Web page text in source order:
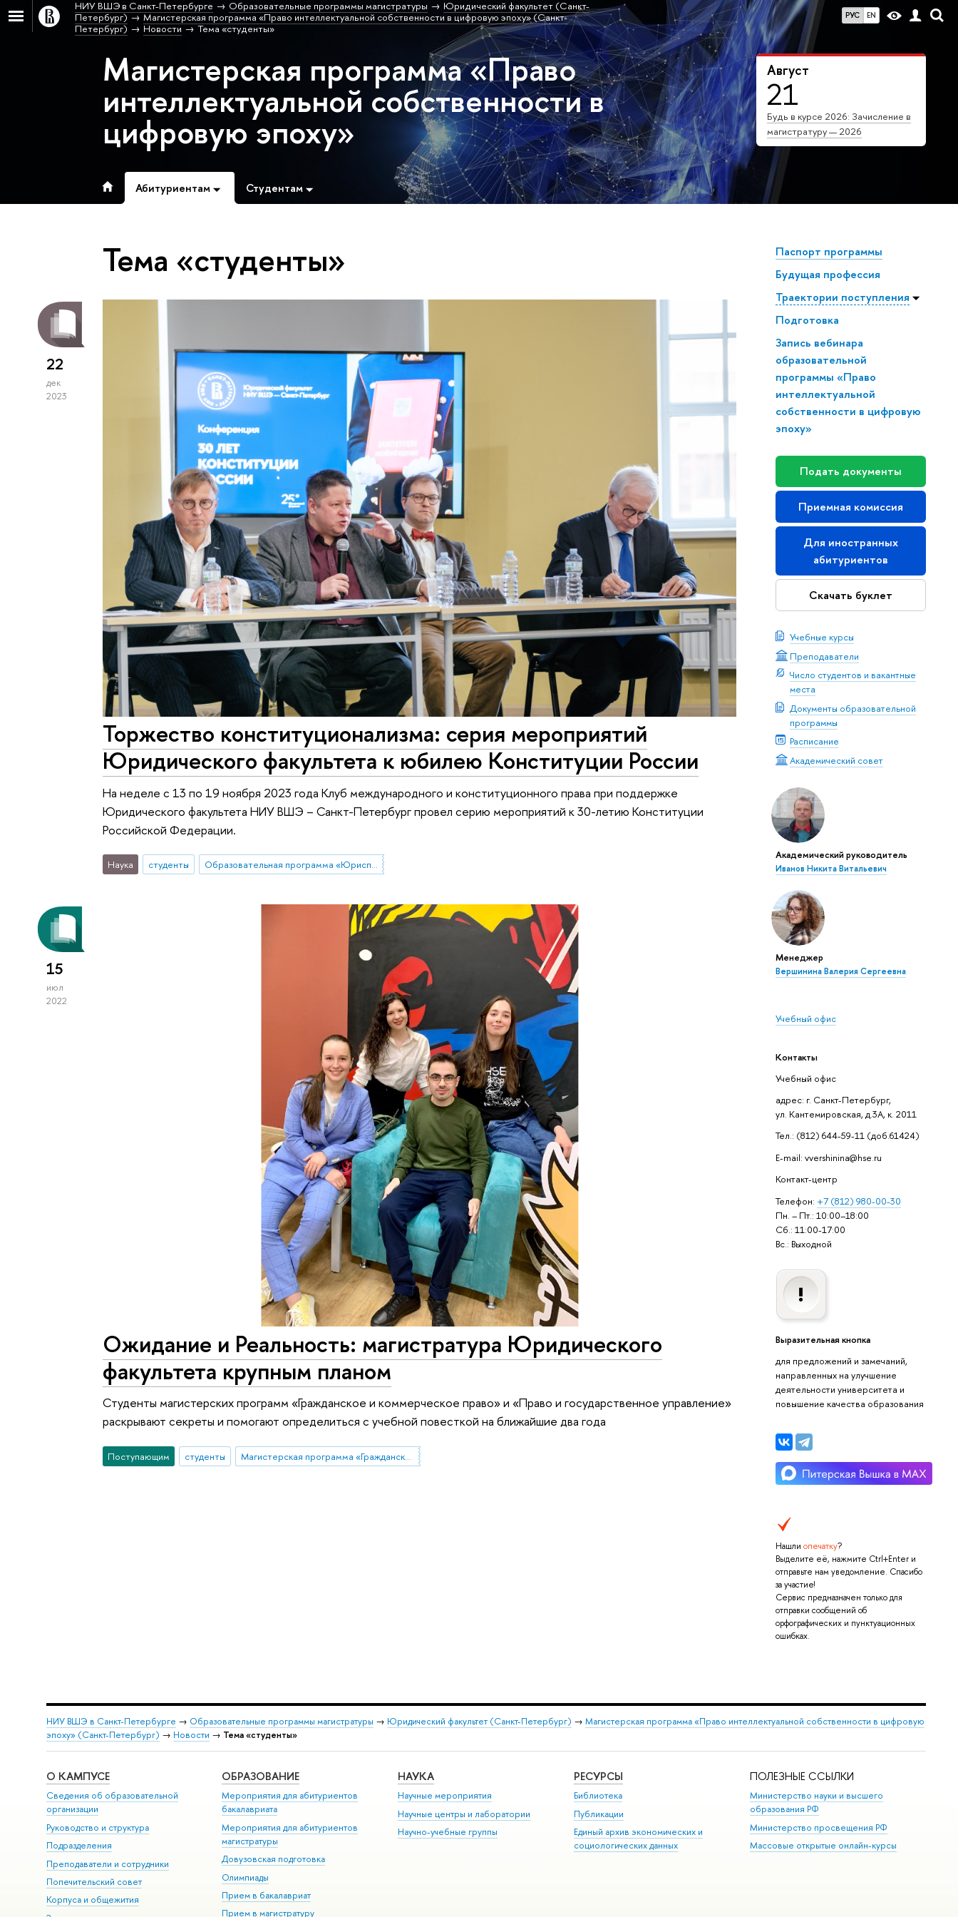
РУС EN
НИУ ВШЭ в Санкт-Петербурге Образовательные программы магистратуры
Юридический факультет (Санкт-
Петербург)
Магистерская программа «Право интеллектуальной собственности в цифровую эпоху» (Санкт-
Петербург)
Новости Тема «студенты»
Август
21
Будь в курсе 2026: Зачисление в
магистратуру — 2026
Магистерская программа «Право
интеллектуальной собственности в
цифровую эпоху»
Абитуриентам Студентам
Паспорт программы
Будущая профессия
Траектории поступления
Подготовка
Запись вебинара
образовательной
программы «Право
интеллектуальной
собственности в цифровую
эпоху»
Подать документы
Приемная комиссия
Для иностранных
абитуриентов
Скачать буклет
Учебные курсы
Преподаватели
Число студентов и вакантные
места
Документы образовательной
программы
Расписание
Академический совет
Академический руководитель
Иванов Никита Витальевич
Менеджер
Вершинина Валерия Сергеевна
Учебный офис
Контакты
Учебный офис
адрес: г. Санкт-Петербург,
ул. Кантемировская, д.3А, к. 2011
Тел.: (812) 644-59-11 (доб.61424)
E-mail: vvershinina@hse.ru
Контакт-центр
Телефон: +7 (812) 980-00-30
Пн. – Пт.: 10:00–18:00
Сб.: 11:00-17:00
Вс.: Выходной
Выразительная кнопка
для предложений и замечаний,
направленных на улучшение
деятельности университета и
повышение качества образования
Нашли опечатку?
Выделите её, нажмите Ctrl+Enter и
отправьте нам уведомление. Спасибо
за участие!
Сервис предназначен только для
отправки сообщений об
орфографических и пунктуационных
ошибках.
Тема «студенты»
22
дек
2023
Торжество конституционализма: серия мероприятий
Юридического факультета к юбилею Конституции России
На неделе с 13 по 19 ноября 2023 года Клуб международного и конституционного права при поддержке
Юридического факультета НИУ ВШЭ – Санкт-Петербург провел серию мероприятий к 30-летию Конституции
Российской Федерации.
Наука студенты Образовательная программа «Юриспруденция»
15
июл
2022
Ожидание и Реальность: магистратура Юридического
факультета крупным планом
Студенты магистерских программ «Гражданское и коммерческое право» и «Право и государственное управление»
раскрывают секреты и помогают определиться с учебной повесткой на ближайшие два года
Поступающим студенты Магистерская программа «Гражданское и коммерческое право»
НИУ ВШЭ в Санкт-Петербурге → Образовательные программы магистратуры → Юридический факультет (Санкт-Петербург) → Магистерская программа «Право интеллектуальной собственности в цифровую
эпоху» (Санкт-Петербург) → Новости → Тема «студенты»
О КАМПУСЕ
Сведения об образовательной
организации
Руководство и структура
Подразделения
Преподаватели и сотрудники
Попечительский совет
Корпуса и общежития
ОБРАЗОВАНИЕ
Мероприятия для абитуриентов
бакалавриата
Мероприятия для абитуриентов
магистратуры
Довузовская подготовка
Олимпиады
Прием в бакалавриат
Прием в магистратуру
НАУКА
Научные мероприятия
Научные центры и лаборатории
Научно-учебные группы
РЕСУРСЫ
Библиотека
Публикации
Единый архив экономических и
социологических данных
ПОЛЕЗНЫЕ ССЫЛКИ
Министерство науки и высшего
образования РФ
Министерство просвещения РФ
Массовые открытые онлайн-курсы